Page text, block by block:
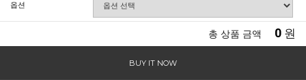
옵션
총 상품 금액 0 원
BUY IT NOW